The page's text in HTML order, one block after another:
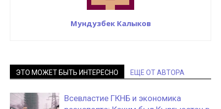
Мундузбек Калыков
ЭТО МОЖЕТ БЫТЬ ИНТЕРЕСНО ЕЩЕ ОТ АВТОРА
Всевластие ГКНБ и экономика